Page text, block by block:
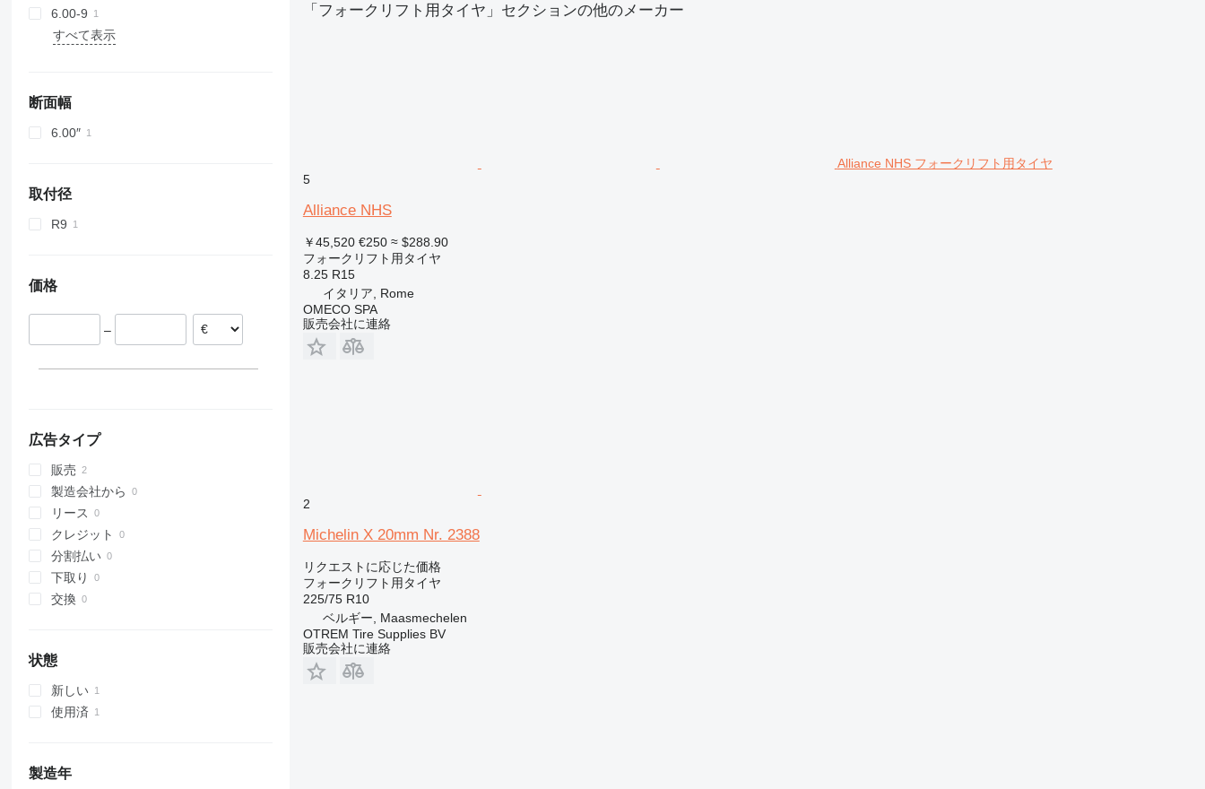
6.00-9
すべて表示
断面幅
6.00″
取付径
R9
価格
–
広告タイプ
販売
製造会社から
リース
クレジット
分割払い
下取り
交換
状態
新しい
使用済
製造年
「フォークリフト用タイヤ」セクションの他のメーカー
Alliance NHS フォークリフト用タイヤ
5
Alliance NHS
￥45,520 €250 ≈ $288.90
フォークリフト用タイヤ
8.25 R15
イタリア, Rome
OMECO SPA
販売会社に連絡
2
Michelin X 20mm Nr. 2388
リクエストに応じた価格
フォークリフト用タイヤ
225/75 R10
ベルギー, Maasmechelen
OTREM Tire Supplies BV
販売会社に連絡